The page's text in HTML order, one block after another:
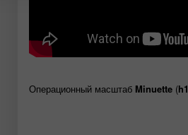
Операционный масштаб Minuette (h1